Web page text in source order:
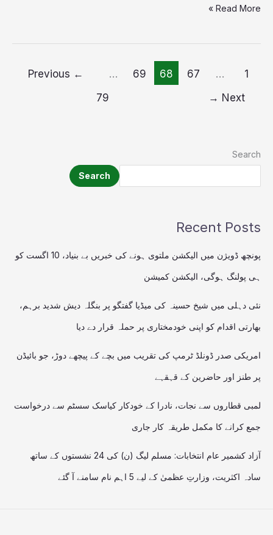
Read More »
← 1
…
67
68
69
…
79
Next
→
Search
Search
Recent Posts
پونچھ ڈویژن میں الیکشن ملتوی ہونے کی خبریں بے بنیاد، 10 اگست کو
ہی پولنگ ہوگی، الیکشن کمیشن
نئی دہلی میں شیخ حسینہ کی میڈیا گفتگو پر بنگلہ دیش شدید برہم،
بھارتی اقدام کو اپنی خودمختاری پر حملہ قرار دے دیا
امریکی صدر ڈونلڈ ٹرمپ کی تقریب میں بچے کے پیچھے دوڑ، جو بائیڈن
پر طنز اور حاضرین کے قہقہے
لمبی قطاروں سے نجات، نادرا کے خودکار کیاسک سسٹم سے درخواست
جمع کرانے کا مکمل طریقہ کار جاری
آزاد کشمیر عام انتخابات: مسلم لیگ (ن) کی 24 نشستوں کے ساتھ
سادہ اکثریت، وزارتِ عظمیٰ کے لیے 5 اہم نام سامنے آ گئے